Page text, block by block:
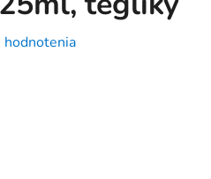
hodnotenia